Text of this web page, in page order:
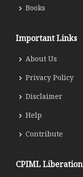
Books
Important Links
About Us
Privacy Policy
Disclaimer
Help
Contribute
CPIML Liberation